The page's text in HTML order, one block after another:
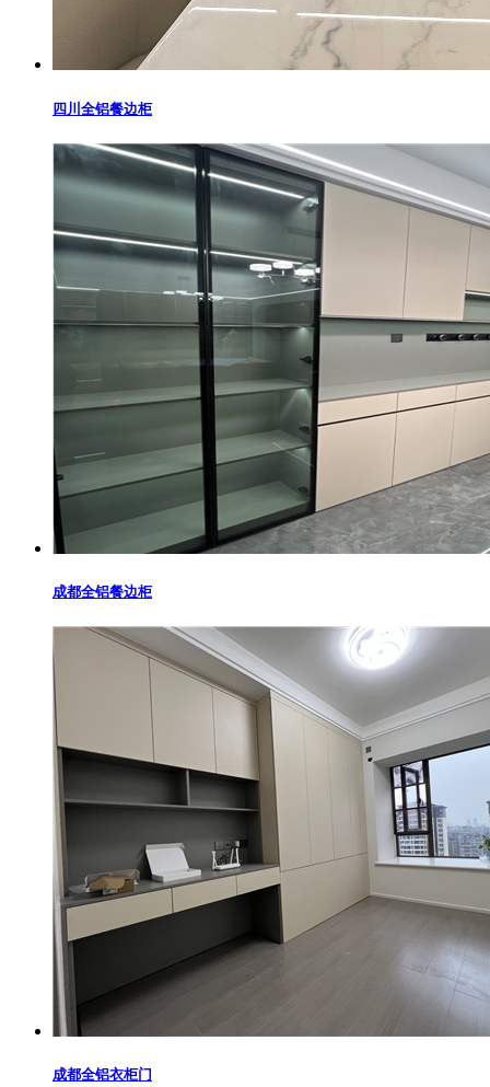
四川全铝餐边柜
成都全铝餐边柜
成都全铝衣柜门